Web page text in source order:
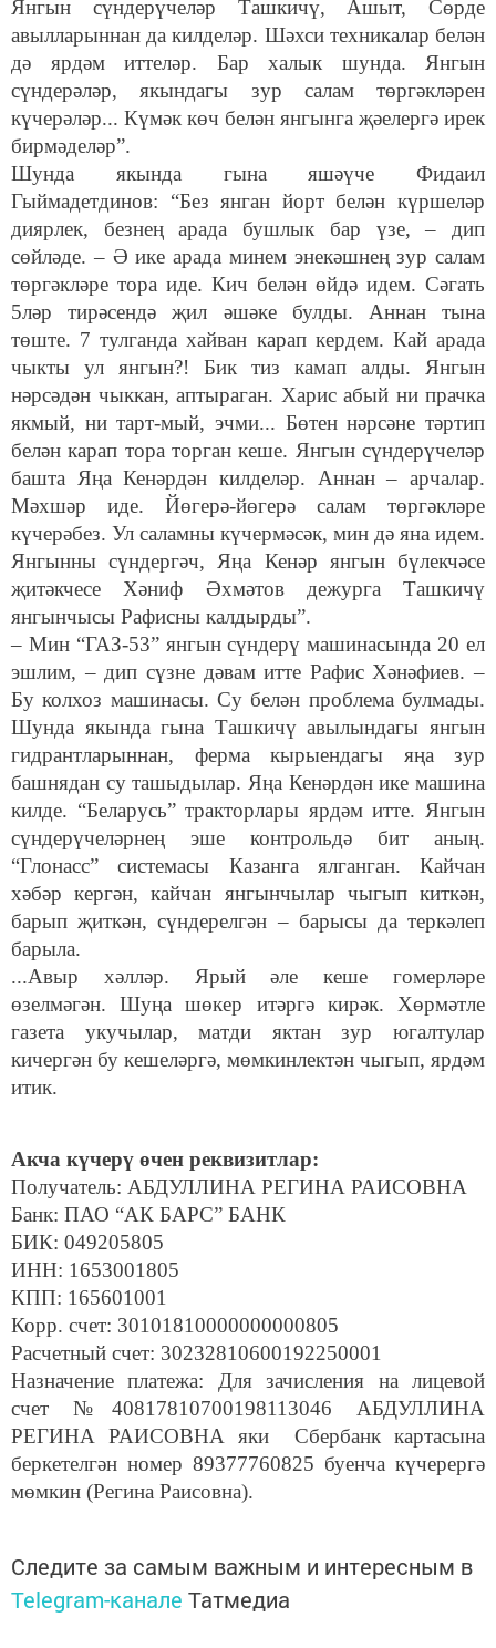
Янгын сүндерүчеләр Ташкичү, Ашыт, Сөрде
авылларыннан да килделәр. Шәхси техникалар белән
дә ярдәм иттеләр. Бар халык шунда. Янгын
сүндерәләр, якындагы зур салам төргәкләрен
күчерәләр... Күмәк көч белән янгынга җәелергә ирек
бирмәделәр”.
Шунда якында гына яшәүче Фидаил
Гыймадетдинов: “Без янган йорт белән күршеләр
диярлек, безнең арада бушлык бар үзе, – дип
сөйләде. – Ә ике арада минем энекәшнең зур салам
төргәкләре тора иде. Кич белән өйдә идем. Сәгать
5ләр тирәсендә җил әшәке булды. Аннан тына
төште. 7 тулганда хайван карап кердем. Кай арада
чыкты ул янгын?! Бик тиз камап алды. Янгын
нәрсәдән чыккан, аптыраган. Харис абый ни прачка
якмый, ни тарт-мый, эчми... Бөтен нәрсәне тәртип
белән карап тора торган кеше. Янгын сүндерүчеләр
башта Яңа Кенәрдән килделәр. Аннан – арчалар.
Мәхшәр иде. Йөгерә-йөгерә салам төргәкләре
күчерәбез. Ул саламны күчермәсәк, мин дә яна идем.
Янгынны сүндергәч, Яңа Кенәр янгын бүлекчәсе
җитәкчесе Хәниф Әхмәтов дежурга Ташкичү
янгынчысы Рафисны калдырды”.
– Мин “ГАЗ-53” янгын сүндерү машинасында 20 ел
эшлим, – дип сүзне дәвам итте Рафис Хәнәфиев. –
Бу колхоз машинасы. Су белән проблема булмады.
Шунда якында гына Ташкичү авылындагы янгын
гидрантларыннан, ферма кырыендагы яңа зур
башнядан су ташыдылар. Яңа Кенәрдән ике машина
килде. “Беларусь” тракторлары ярдәм итте. Янгын
сүндерүчеләрнең эше контрольдә бит аның.
“Глонасс” системасы Казанга ялганган. Кайчан
хәбәр кергән, кайчан янгынчылар чыгып киткән,
барып җиткән, сүндерелгән – барысы да теркәлеп
барыла.
...Авыр хәлләр. Ярый әле кеше гомерләре
өзелмәгән. Шуңа шөкер итәргә кирәк. Хөрмәтле
газета укучылар, матди яктан зур югалтулар
кичергән бу кешеләргә, мөмкинлектән чыгып, ярдәм
итик.
Акча күчерү өчен реквизитлар:
Получатель: АБДУЛЛИНА РЕГИНА РАИСОВНА
Банк: ПАО “АК БАРС” БАНК
БИК: 049205805
ИНН: 1653001805
КПП: 165601001
Корр. счет: 30101810000000000805
Расчетный счет: 30232810600192250001
Назначение платежа: Для зачисления на лицевой
счет №40817810700198113046 АБДУЛЛИНА
РЕГИНА РАИСОВНА яки Сбербанк картасына
беркетелгән номер 89377760825 буенча күчерергә
мөмкин (Регина Раисовна).
Следите за самым важным и интересным в
Telegram-канале Татмедиа